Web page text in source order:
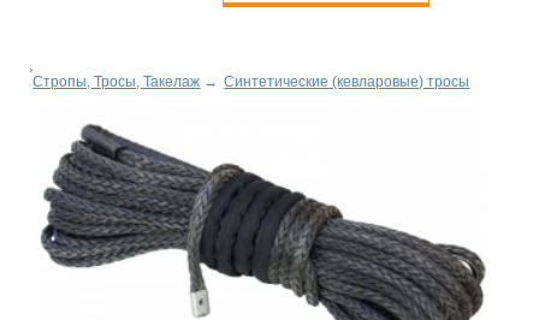
Стропы, Тросы, Такелаж → Синтетические (кевларовые) тросы